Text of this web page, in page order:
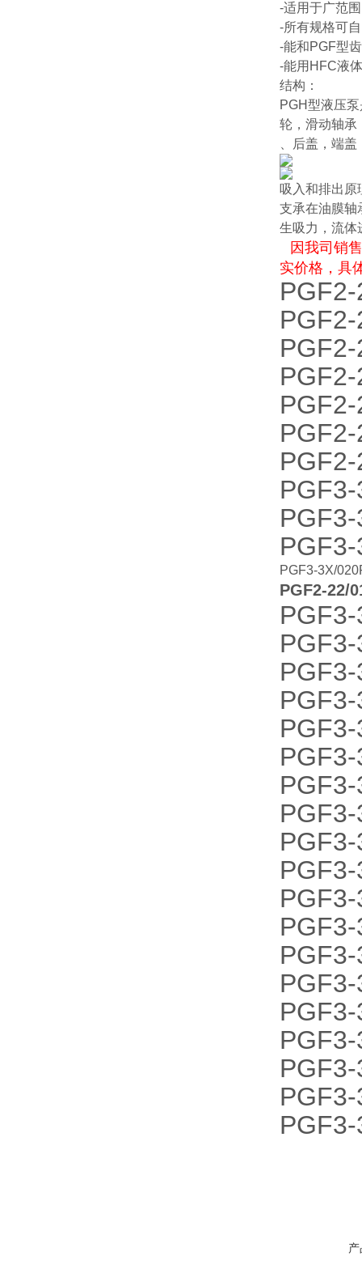
-适用于广范
-所有规格可
-能和PGF型
-能用HFC液
结构：
PGH型液压
轮，滑动轴承
、后盖，端
吸入和排出原
支承在油膜轴
生吸力，流体
因我司销
实价格，具
PGF3-3X/
PGF2-22/